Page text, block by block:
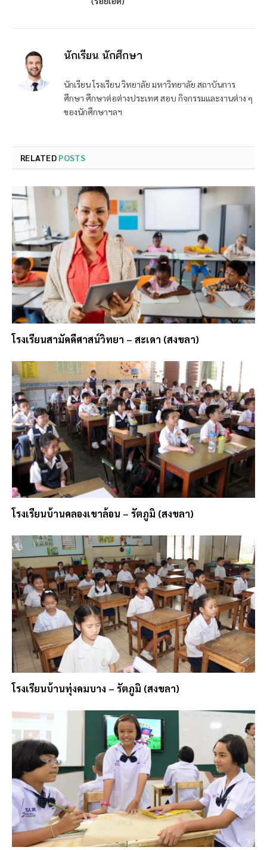
นักเรียน นักศึกษา
นักเรียน โรงเรียน วิทยาลัย มหาวิทยาลัย สถาบันการ
ศึกษา ศึกษาต่อต่างประเทศ สอบ กิจกรรมและงานต่าง ๆ
ของนักศึกษาฯลฯ
RELATED POSTS
โรงเรียนสามัคคีศาสน์วิทยา – สะเดา (สงขลา)
โรงเรียนบ้านคลองเขาล้อน – รัตภูมิ (สงขลา)
โรงเรียนบ้านทุ่งคมบาง – รัตภูมิ (สงขลา)